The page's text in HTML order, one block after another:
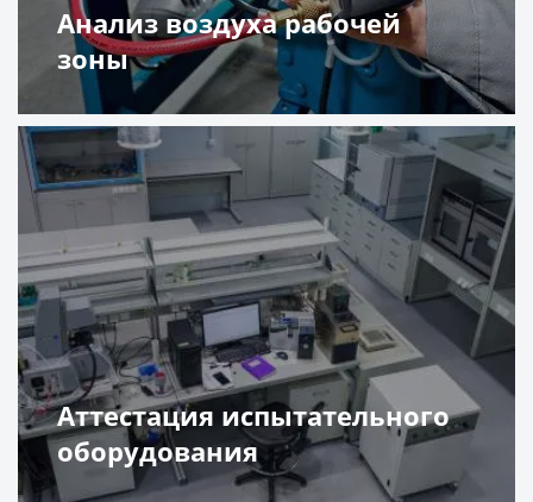
Анализ воздуха рабочей
зоны
Подробнее
Аттестация испытательного
оборудования